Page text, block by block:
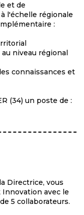
et de
l'échelle régionale
:
niveau régional
connaissances et
(34) un poste de :
Directrice, vous
avec le
5 collaborateurs.